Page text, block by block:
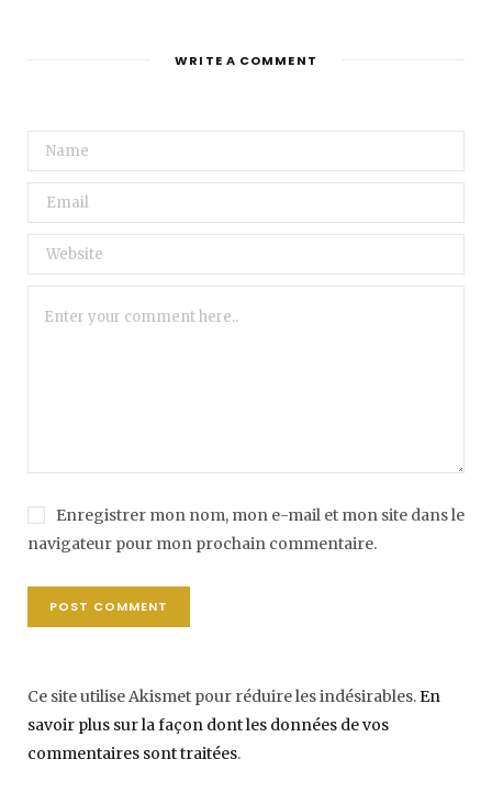
WRITE A COMMENT
Enregistrer mon nom, mon e-mail et mon site dans le
navigateur pour mon prochain commentaire.
Ce site utilise Akismet pour réduire les indésirables.En
savoir plus sur la façon dont les données de vos
commentaires sont traitées.